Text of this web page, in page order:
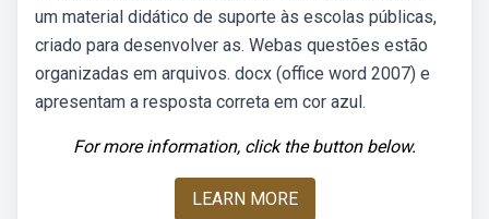
um material didático de suporte às escolas públicas,
criado para desenvolver as. Webas questões estão
organizadas em arquivos. docx (office word 2007) e
apresentam a resposta correta em cor azul.
For more information, click the button below.
LEARN MORE